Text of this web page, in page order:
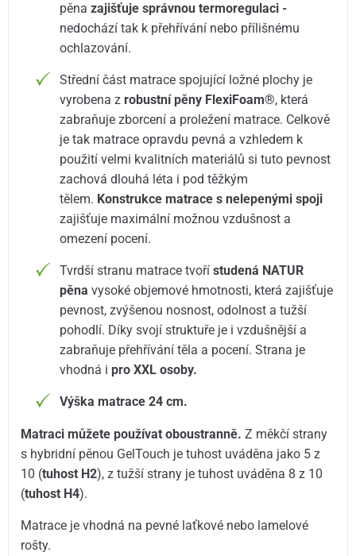
pěnazajišťuje správnou termoregulaci -
nedochází tak k přehřívání nebo přílišnému
ochlazování.
Střední část matrace spojující ložné plochy je
vyrobena zrobustní pěny FlexiFoam®, která
zabraňuje zborcení a proležení matrace. Celkově
je tak matrace opravdu pevná a vzhledem k
použití velmi kvalitních materiálů si tuto pevnost
zachová dlouhá léta i pod těžkým
tělem. Konstrukce matrace s nelepenými spoji
zajišťuje maximální možnou vzdušnost a
omezení pocení.
Tvrdší stranu matrace tvořístudená NATUR
pěna vysoké objemové hmotnosti, která zajišťuje
pevnost, zvýšenou nosnost, odolnost a tužší
pohodlí. Díky svojí struktuře je i vzdušnější a
zabraňuje přehřívání těla a pocení. Strana je
vhodná ipro XXL osoby.
Výška matrace 24 cm.
Matraci můžete používat oboustranně. Z měkčí strany
s hybridní pěnou GelTouch je tuhost uváděna jako 5 z
10 (tuhost H2), z tužší strany je tuhost uváděna 8 z 10
(tuhost H4).
Matrace je vhodná na pevné laťkové nebo lamelové
rošty.